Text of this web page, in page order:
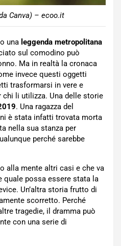
Canva) – ecoo.it
una leggenda metropolitana
sul comodino può
Ma in realtà la cronaca
invece questi oggetti
trasformarsi in vere e
chi li utilizza. Una delle storie
. Una ragazza del
è stata infatti trovata morta
nella sua stanza per
perché sarebbe
alla mente altri casi e che va
quale possa essere stata la
Un’altra storia frutto di
scorretto. Perché
tragedie, il dramma può
con una serie di